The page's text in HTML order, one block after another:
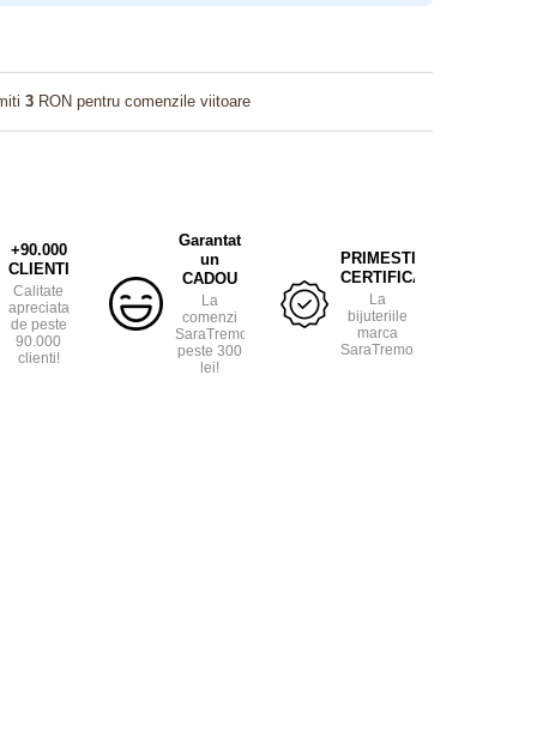
3 RON pentru comenzile viitoare
+90.000
CLIENTI
Calitate
apreciata
de peste
90.000
clienti!
Garantat
un
CADOU
La
comenzi
SaraTremo
peste 300
lei!
PRIMESTI
CERTIFICAT
La
bijuteriile
marca
SaraTremo.